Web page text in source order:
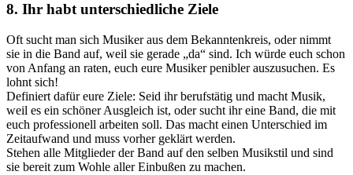
8. Ihr habt unterschiedliche Ziele
Oft sucht man sich Musiker aus dem Bekanntenkreis, oder nimmt
sie in die Band auf, weil sie gerade „da“ sind. Ich würde euch schon
von Anfang an raten, euch eure Musiker penibler auszusuchen. Es
lohnt sich!
Definiert dafür eure Ziele: Seid ihr berufstätig und macht Musik,
weil es ein schöner Ausgleich ist, oder sucht ihr eine Band, die mit
euch professionell arbeiten soll. Das macht einen Unterschied im
Zeitaufwand und muss vorher geklärt werden.
Stehen alle Mitglieder der Band auf den selben Musikstil und sind
sie bereit zum Wohle aller Einbußen zu machen.